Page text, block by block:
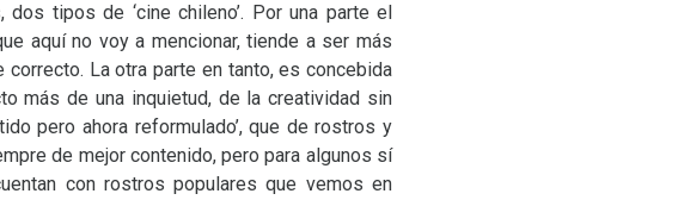
tipos de ‘cine chileno’. Por una parte el
aquí no voy a mencionar, tiende a ser más
La otra parte en tanto, es concebida
más de una inquietud, de la creatividad sin
pero ahora reformulado’, que de rostros y
de mejor contenido, pero para algunos sí
con rostros populares que vemos en